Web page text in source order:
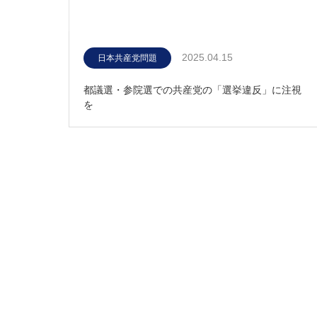
日本共産党問題 2025.04.15
都議選・参院選での共産党の「選挙違反」に注視
を